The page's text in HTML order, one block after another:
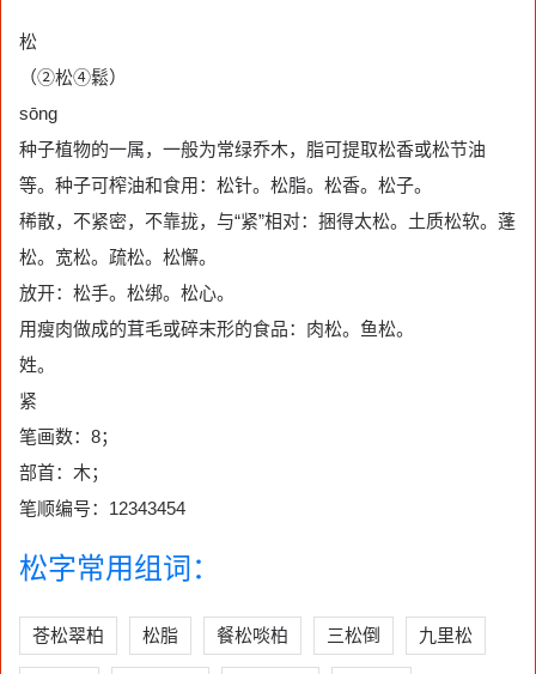
松
（②松④鬆）
sōng
种子植物的一属，一般为常绿乔木，脂可提取松香或松节油
等。种子可榨油和食用：松针。松脂。松香。松子。
稀散，不紧密，不靠拢，与“紧”相对：捆得太松。土质松软。蓬
松。宽松。疏松。松懈。
放开：松手。松绑。松心。
用瘦肉做成的茸毛或碎末形的食品：肉松。鱼松。
姓。
紧
笔画数：8；
部首：木；
笔顺编号：12343454
松字常用组词：
苍松翠柏 松脂 餐松啖柏 三松倒 九里松